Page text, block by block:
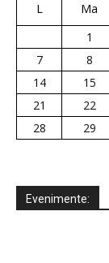
L Ma
1
7
8
14
15
21
22
28
29
Evenimente: